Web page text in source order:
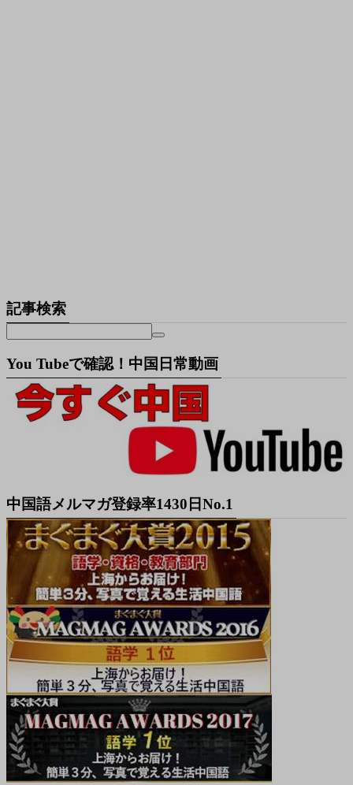
記事検索
You Tubeで確認！中国日常動画
中国語メルマガ登録率1430日No.1